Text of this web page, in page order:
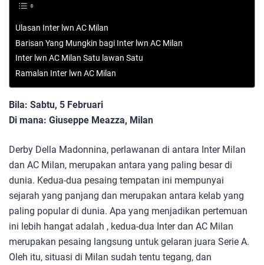
Ulasan Inter lwn AC Milan
Barisan Yang Mungkin bagi Inter lwn AC Milan
Inter lwn AC Milan Satu lawan Satu
Ramalan Inter lwn AC Milan
Bila: Sabtu, 5 Februari
Di mana: Giuseppe Meazza, Milan
Derby Della Madonnina, perlawanan di antara Inter Milan
dan AC Milan, merupakan antara yang paling besar di
dunia. Kedua-dua pesaing tempatan ini mempunyai
sejarah yang panjang dan merupakan antara kelab yang
paling popular di dunia. Apa yang menjadikan pertemuan
ini lebih hangat adalah , kedua-dua Inter dan AC Milan
merupakan pesaing langsung untuk gelaran juara Serie A.
Oleh itu, situasi di Milan sudah tentu tegang, dan